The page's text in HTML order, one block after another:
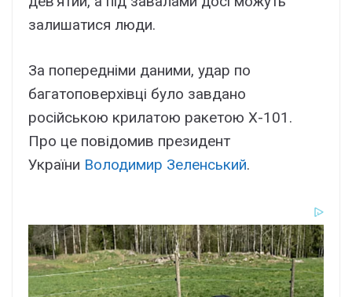
залишатися люди.
За попередніми даними, удар по
багатоповерхівці було завдано
російською крилатою ракетою Х-101.
Про це повідомив президент
України Володимир Зеленський.